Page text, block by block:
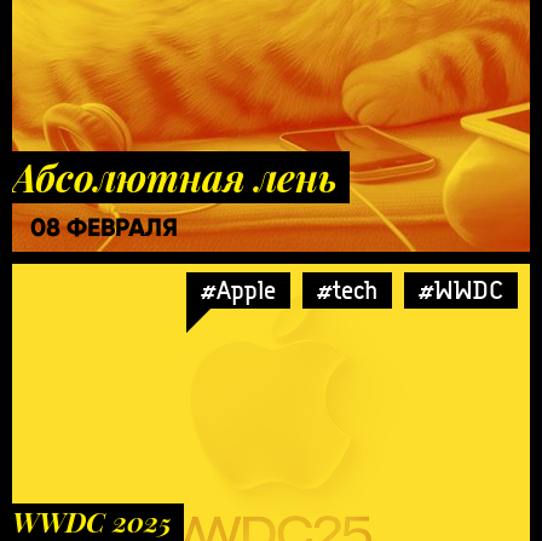
Абсолютная лень
08 ФЕВРАЛЯ
#Apple #tech #WWDC
WWDC 2025